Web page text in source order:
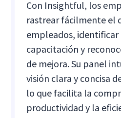
Con Insightful, los
rastrear fácilmente el
empleados, identificar
capacitación y
de mejora. Su panel
visión clara y concisa
lo que facilita la
productividad y la